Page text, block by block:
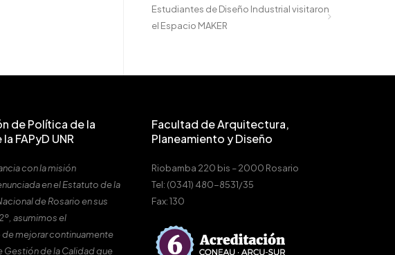
Estudiantes de Diseño Industrial visitaron
el Espacio MAKER
de Política de la
FAPyD UNR
con la misión
en el Estatuto de la
de Rosario en sus
asumimos el
mejorar continuamente
Gestión de la Calidad que
Facultad de Arquitectura,
Planeamiento y Diseño
Riobamba 220 bis – 2000 Rosario
Tel: (0341) 480-8531/35
Fax: 130